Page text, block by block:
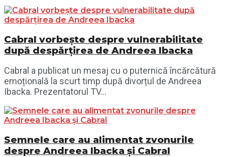
Cabral vorbește despre vulnerabilitate
după despărțirea de Andreea Ibacka
Cabral a publicat un mesaj cu o puternică încărcătură
emoțională la scurt timp după divorțul de Andreea
Ibacka. Prezentatorul TV...
Semnele care au alimentat zvonurile
despre Andreea Ibacka și Cabral